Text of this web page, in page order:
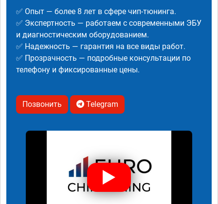
✅ Опыт — более 8 лет в сфере чип-тюнинга.
✅ Экспертность — работаем с современными ЭБУ
и диагностическим оборудованием.
✅ Надежность — гарантия на все виды работ.
✅ Прозрачность — подробные консультации по
телефону и фиксированные цены.
Позвонить Telegram